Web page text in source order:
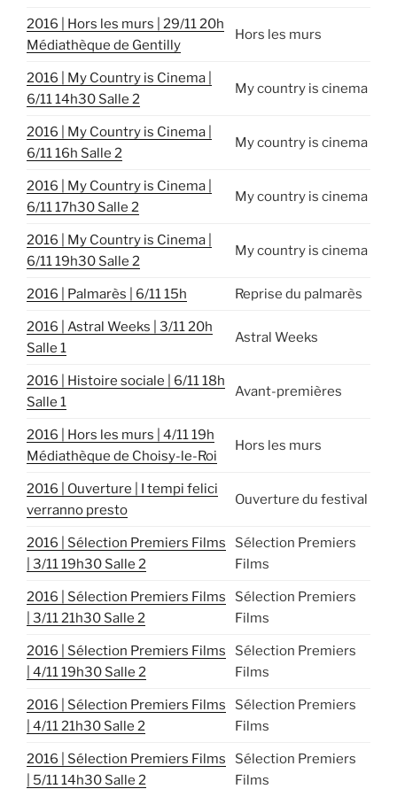
2016 | Hors les murs | 29/11 20h
Médiathèque de Gentilly
Hors les murs
2016 | My Country is Cinema |
6/11 14h30 Salle 2
My country is cinema
2016 | My Country is Cinema |
6/11 16h Salle 2
My country is cinema
2016 | My Country is Cinema |
6/11 17h30 Salle 2
My country is cinema
2016 | My Country is Cinema |
6/11 19h30 Salle 2
My country is cinema
2016 | Palmarès | 6/11 15h Reprise du palmarès
2016 | Astral Weeks | 3/11 20h
Salle 1
Astral Weeks
2016 | Histoire sociale | 6/11 18h
Salle 1
Avant-premières
2016 | Hors les murs | 4/11 19h
Médiathèque de Choisy-le-Roi
Hors les murs
2016 | Ouverture | I tempi felici
verranno presto
Ouverture du festival
2016 | Sélection Premiers Films
| 3/11 19h30 Salle 2
Sélection Premiers
Films
2016 | Sélection Premiers Films
| 3/11 21h30 Salle 2
Sélection Premiers
Films
2016 | Sélection Premiers Films
| 4/11 19h30 Salle 2
Sélection Premiers
Films
2016 | Sélection Premiers Films
| 4/11 21h30 Salle 2
Sélection Premiers
Films
2016 | Sélection Premiers Films
| 5/11 14h30 Salle 2
Sélection Premiers
Films